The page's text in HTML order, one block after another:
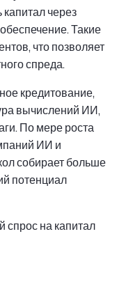
капитал через
Такие
что позволяет
спреда.
кредитование,
вычислений ИИ,
По мере роста
ИИ и
собирает больше
потенциал
спрос на капитал